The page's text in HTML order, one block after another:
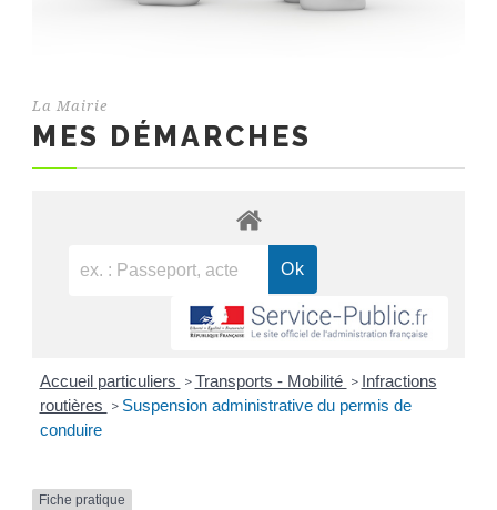
La Mairie
MES DÉMARCHES
Accueil particuliers > Transports - Mobilité > Infractions
routières > Suspension administrative du permis de
conduire
Fiche pratique